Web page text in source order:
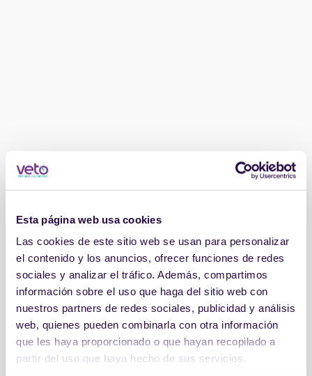
Esta página web usa cookies
Las cookies de este sitio web se usan para personalizar
el contenido y los anuncios, ofrecer funciones de redes
sociales y analizar el tráfico. Además, compartimos
información sobre el uso que haga del sitio web con
nuestros partners de redes sociales, publicidad y análisis
web, quienes pueden combinarla con otra información
que les haya proporcionado o que hayan recopilado a
partir del uso que haya hecho de sus servicios.